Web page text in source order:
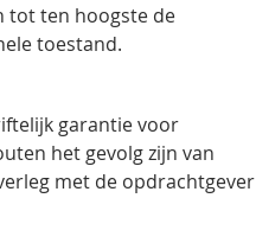
tot ten hoogste de
toestand.
garantie voor
het gevolg zijn van
met de opdrachtgever